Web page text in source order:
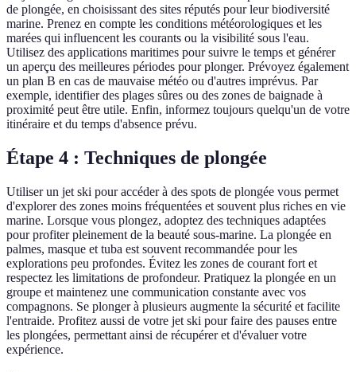
de plongée, en choisissant des sites réputés pour leur biodiversité
marine. Prenez en compte les conditions météorologiques et les
marées qui influencent les courants ou la visibilité sous l'eau.
Utilisez des applications maritimes pour suivre le temps et générer
un aperçu des meilleures périodes pour plonger. Prévoyez également
un plan B en cas de mauvaise météo ou d'autres imprévus. Par
exemple, identifier des plages sûres ou des zones de baignade à
proximité peut être utile. Enfin, informez toujours quelqu'un de votre
itinéraire et du temps d'absence prévu.
Étape 4 : Techniques de plongée
Utiliser un jet ski pour accéder à des spots de plongée vous permet
d'explorer des zones moins fréquentées et souvent plus riches en vie
marine. Lorsque vous plongez, adoptez des techniques adaptées
pour profiter pleinement de la beauté sous-marine. La plongée en
palmes, masque et tuba est souvent recommandée pour les
explorations peu profondes. Évitez les zones de courant fort et
respectez les limitations de profondeur. Pratiquez la plongée en un
groupe et maintenez une communication constante avec vos
compagnons. Se plonger à plusieurs augmente la sécurité et facilite
l'entraide. Profitez aussi de votre jet ski pour faire des pauses entre
les plongées, permettant ainsi de récupérer et d'évaluer votre
expérience.